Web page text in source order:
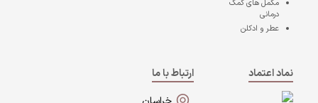
مکمل های کمک
درمانی
عطر و ادکلن
نماد اعتماد
ارتباط با ما